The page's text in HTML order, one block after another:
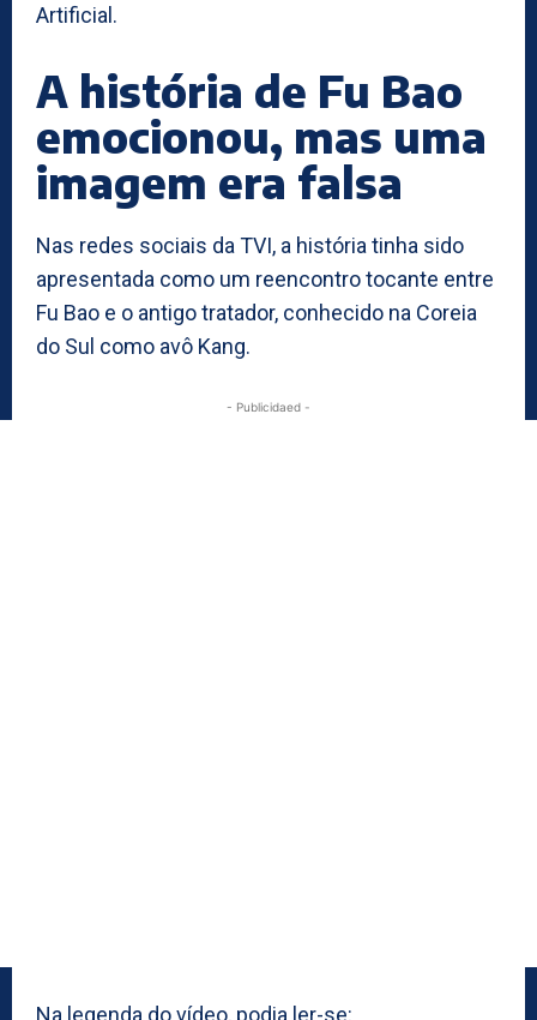
Artificial.
A história de Fu Bao
emocionou, mas uma
imagem era falsa
Nas redes sociais da TVI, a história tinha sido
apresentada como um reencontro tocante entre
Fu Bao e o antigo tratador, conhecido na Coreia
do Sul como avô Kang.
- Publicidaed -
Na legenda do vídeo, podia ler-se: